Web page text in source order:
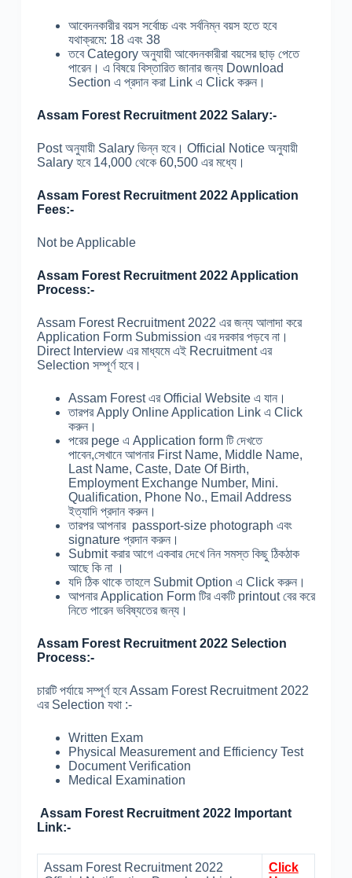
আবেদনকারীর বয়স সর্বোচ্চ এবং সর্বনিম্ন বয়স হতে হবে
যথাক্রমে: 18 এবং 38
তবে Category অনুযায়ী আবেদনকারীরা বয়সের ছাড় পেতে
পারেন। এ বিষয়ে বিস্তারিত জানার জন্য Download
Section এ প্রদান করা Link এ Click করুন।
Assam Forest Recruitment 2022 Salary:-
Post অনুযায়ী Salary ভিন্ন হবে। Official Notice অনুযায়ী
Salary হবে 14,000 থেকে 60,500 এর মধ্যে।
Assam Forest Recruitment 2022 Application
Fees:-
Not be Applicable
Assam Forest Recruitment 2022 Application
Process:-
Assam Forest Recruitment 2022 এর জন্য আলাদা করে
Application Form Submission এর দরকার পড়বে না।
Direct Interview এর মাধ্যমে এই Recruitment এর
Selection সম্পূর্ণ হবে।
Assam Forest এর Official Website এ যান।
তারপর Apply Online Application Link এ Click
করুন।
পরের pege এ Application form টি দেখতে
পাবেন,সেখানে আপনার First Name, Middle Name,
Last Name, Caste, Date Of Birth,
Employment Exchange Number, Mini.
Qualification, Phone No., Email Address
ইত্যাদি প্রদান করুন।
তারপর আপনার passport-size photograph এবং
signature প্রদান করুন।
Submit করার আগে একবার দেখে নিন সমস্ত কিছু ঠিকঠাক
আছে কি না ।
যদি ঠিক থাকে তাহলে Submit Option এ Click করুন।
আপনার Application Form টির একটি printout বের করে
নিতে পারেন ভবিষ্যতের জন্য।
Assam Forest Recruitment 2022 Selection
Process:-
চারটি পর্যায়ে সম্পূর্ণ হবে Assam Forest Recruitment 2022
এর Selection যথা :-
Written Exam
Physical Measurement and Efficiency Test
Document Verification
Medical Examination
Assam Forest Recruitment 2022 Important
Link:-
Assam Forest Recruitment 2022
Click